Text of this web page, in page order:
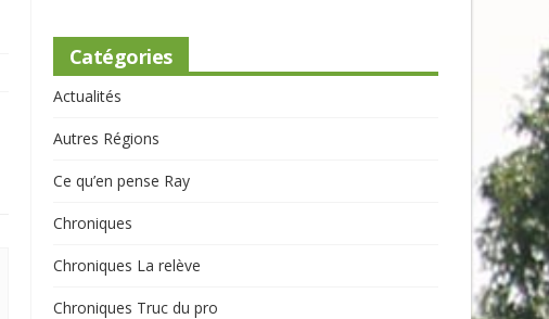
Catégories
Actualités
Autres Régions
Ce qu’en pense Ray
Chroniques
Chroniques La relève
Chroniques Truc du pro